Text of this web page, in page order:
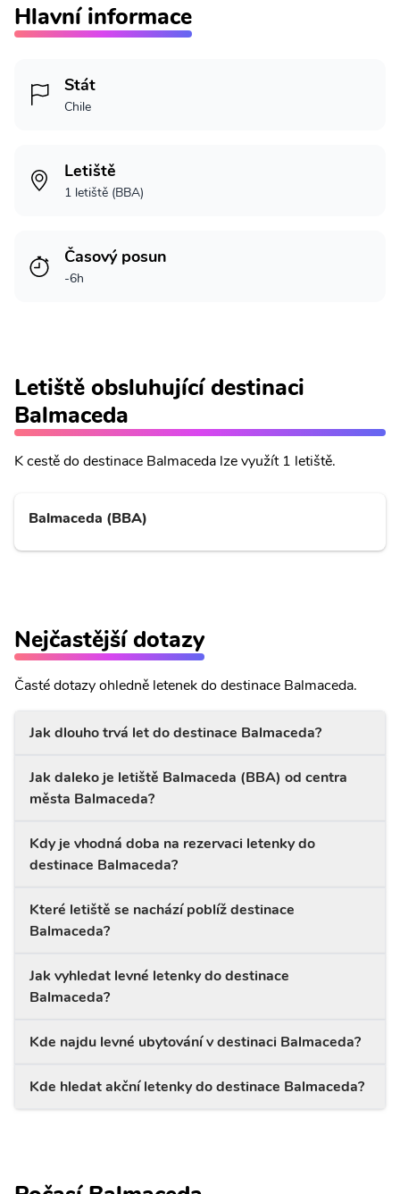
Hlavní informace
Stát
Chile
Letiště
1 letiště (BBA)
Časový posun
-6h
Letiště obsluhující destinaci
Balmaceda
K cestě do destinace Balmaceda lze využít 1 letiště.
Balmaceda (BBA)
Nejčastější dotazy
Časté dotazy ohledně letenek do destinace Balmaceda.
Jak dlouho trvá let do destinace Balmaceda?
Jak daleko je letiště Balmaceda (BBA) od centra
města Balmaceda?
Kdy je vhodná doba na rezervaci letenky do
destinace Balmaceda?
Které letiště se nachází poblíž destinace
Balmaceda?
Jak vyhledat levné letenky do destinace
Balmaceda?
Kde najdu levné ubytování v destinaci Balmaceda?
Kde hledat akční letenky do destinace Balmaceda?